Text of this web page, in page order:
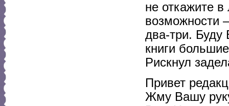
не откажите
возможности
два-три. Буду
книги
Рискнул
Привет
Жму Вашу